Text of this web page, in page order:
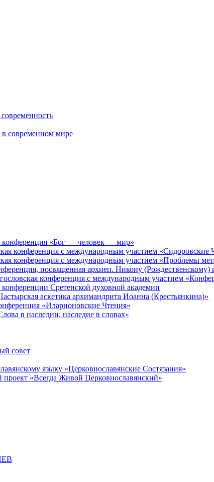
современном мире
конференция «Бог — человек — мир»
конференция с международным участием «Сидоровские
конференция с международным участием «Проблемы
посвященная архиеп. Никону
конференция с международным участием
конференции Сретенской духовной академии
аскетика архимандрита Иоанна (Крестьянкина)»
«Иларионовские Чтения»
в наследии, наследие в словах»
совет
языку «Церковнославянские Состязания»
«Всегда Живой Церковнославянский»